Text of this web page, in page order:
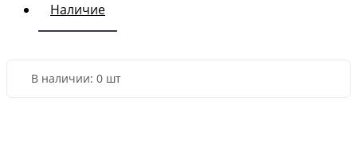
Наличие
В наличии: 0 шт